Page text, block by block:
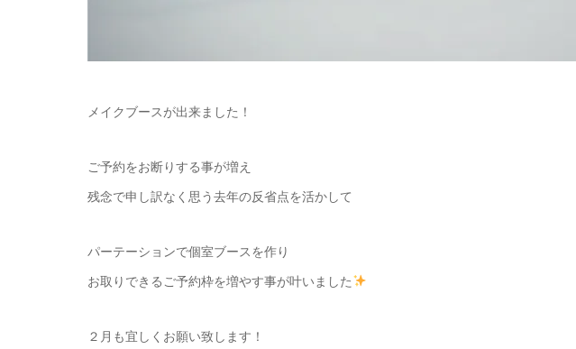
メイクブースが出来ました！
ご予約をお断りする事が増え
残念で申し訳なく思う去年の反省点を活かして
パーテーションで個室ブースを作り
お取りできるご予約枠を増やす事が叶いました
２月も宜しくお願い致します！